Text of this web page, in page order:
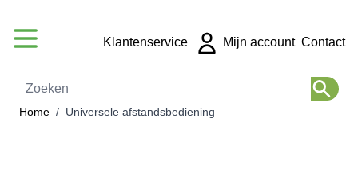
Zoeken
Klantenservice Mijn account Contact
Home / Universele afstandsbediening